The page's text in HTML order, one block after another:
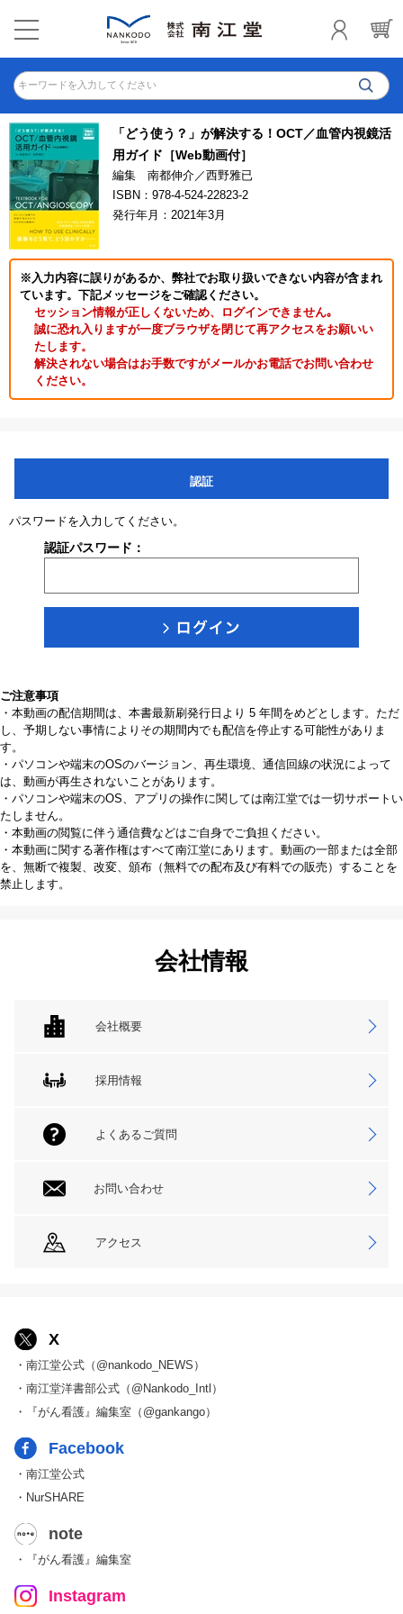
キーワードを入力してください
「どう使う？」が解決する！OCT／血管内視鏡活
用ガイド［Web動画付］
編集 南都伸介／西野雅已
ISBN：978-4-524-22823-2
発行年月：2021年3月
※入力内容に誤りがあるか、弊社でお取り扱いできない内容が含まれ
ています。下記メッセージをご確認ください。
セッション情報が正しくないため、ログインできません｡
誠に恐れ入りますが一度ブラウザを閉じて再アクセスをお願いい
たします。
解決されない場合はお手数ですがメールかお電話でお問い合わせ
ください。
認証
パスワードを入力してください。
認証パスワード：
ご注意事項
・本動画の配信期間は、本書最新刷発行日より 5 年間をめどとします。ただ
し、予期しない事情によりその期間内でも配信を停止する可能性がありま
す。
・パソコンや端末のOSのバージョン、再生環境、通信回線の状況によって
は、動画が再生されないことがあります。
・パソコンや端末のOS、アプリの操作に関しては南江堂では一切サポートい
たしません。
・本動画の閲覧に伴う通信費などはご自身でご負担ください。
・本動画に関する著作権はすべて南江堂にあります。動画の一部または全部
を、無断で複製、改変、頒布（無料での配布及び有料での販売）することを
禁止します。
会社情報
会社概要
採用情報
よくあるご質問
お問い合わせ
アクセス
X
・南江堂公式（@nankodo_NEWS）
・南江堂洋書部公式（@Nankodo_Intl）
・『がん看護』編集室（@gankango）
Facebook
・南江堂公式
・NurSHARE
note
・『がん看護』編集室
Instagram